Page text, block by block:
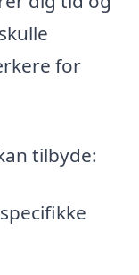
for
tilbyde: